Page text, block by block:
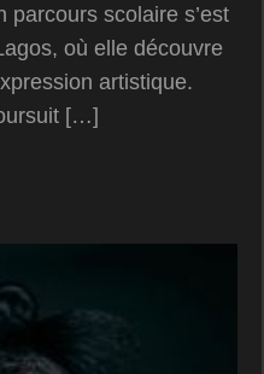
parcours scolaire s’est
où elle découvre
artistique.
[…]